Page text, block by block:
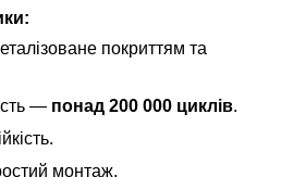
покриттям та
— понад 200 000 циклів.
монтаж.